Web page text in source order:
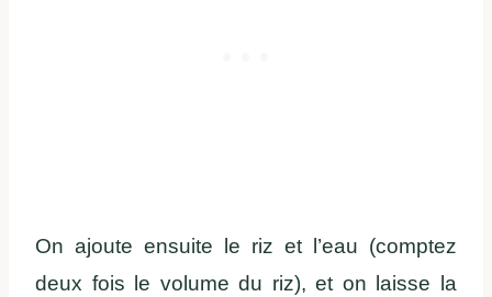
On ajoute ensuite le riz et l’eau (comptez
deux fois le volume du riz), et on laisse la